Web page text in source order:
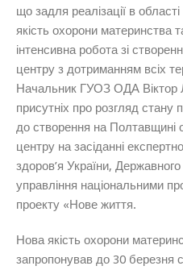
що задля реалізації в
якість охорони материнства
інтенсивна робота зі
центру з дотриманням всіх
Начальник ГУОЗ ОДА Віктор
присутніх про розгляд стану
до створення на Полтавщині
центру на засіданні
здоров’я України, Державного
управління національними
проекту «Нове життя.
Нова якість охорони
запропонував до 30 березня